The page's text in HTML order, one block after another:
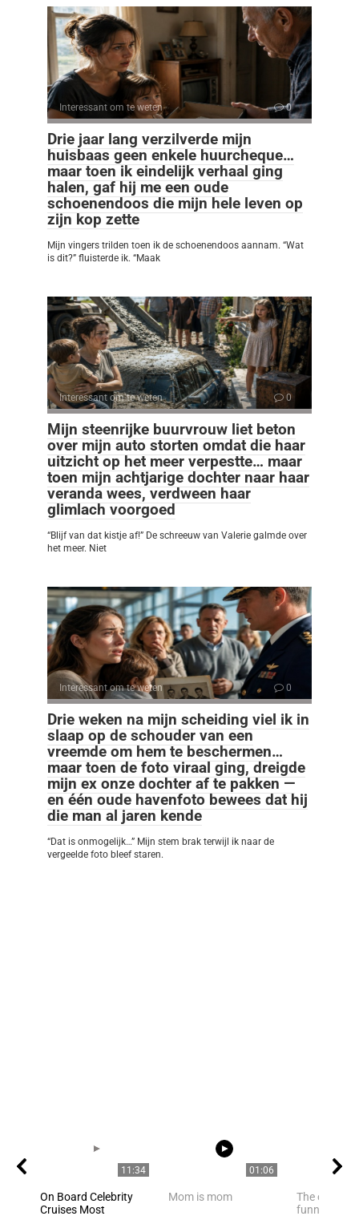
Interessant om te weten 0
Drie jaar lang verzilverde mijn
huisbaas geen enkele huurcheque…
maar toen ik eindelijk verhaal ging
halen, gaf hij me een oude
schoenendoos die mijn hele leven op
zijn kop zette
Mijn vingers trilden toen ik de schoenendoos aannam. “Wat
is dit?” fluisterde ik. “Maak
Interessant om te weten 0
Mijn steenrijke buurvrouw liet beton
over mijn auto storten omdat die haar
uitzicht op het meer verpestte… maar
toen mijn achtjarige dochter naar haar
veranda wees, verdween haar
glimlach voorgoed
“Blijf van dat kistje af!” De schreeuw van Valerie galmde over
het meer. Niet
Interessant om te weten 0
Drie weken na mijn scheiding viel ik in
slaap op de schouder van een
vreemde om hem te beschermen…
maar toen de foto viraal ging, dreigde
mijn ex onze dochter af te pakken —
en één oude havenfoto bewees dat hij
die man al jaren kende
“Dat is onmogelijk…” Mijn stem brak terwijl ik naar de
vergeelde foto bleef staren.
11:34
On Board Celebrity
Cruises Most
01:06
Mom is mom
The owner
funny cat